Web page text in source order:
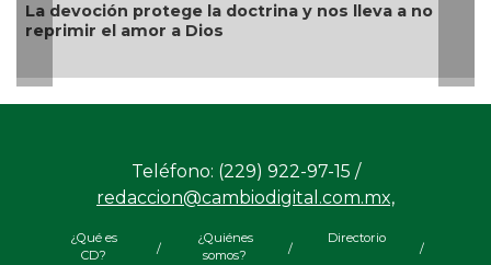
La devoción protege la doctrina y nos lleva a no
reprimir el amor a Dios
Teléfono: (229) 922-97-15 /
redaccion@cambiodigital.com.mx,
¿Qué es
CD?
/
¿Quiénes
somos?
/
Directorio
/